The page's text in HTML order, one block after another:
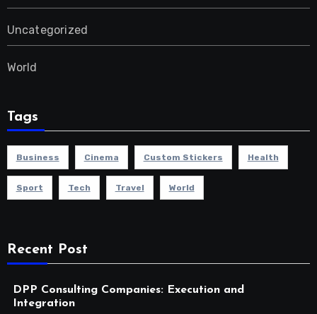
Uncategorized
World
Tags
Business Cinema Custom Stickers Health
Sport Tech Travel World
Recent Post
DPP Consulting Companies: Execution and
Integration